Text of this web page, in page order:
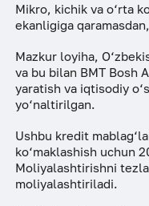
Mikro, kichik va o‘rta
ekanligiga
Mazkur loyiha,
va bu bilan BMT Bosh
yaratish va iqtisodiy
yo‘naltirilgan.
Ushbu kredit
ko‘maklashish uchun
Moliyalashtirishni
moliyalashtiriladi.